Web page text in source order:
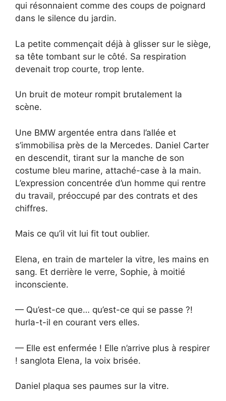
qui résonnaient comme des coups de poignard
dans le silence du jardin.
La petite commençait déjà à glisser sur le siège,
sa tête tombant sur le côté. Sa respiration
devenait trop courte, trop lente.
Un bruit de moteur rompit brutalement la
scène.
Une BMW argentée entra dans l’allée et
s’immobilisa près de la Mercedes. Daniel Carter
en descendit, tirant sur la manche de son
costume bleu marine, attaché-case à la main.
L’expression concentrée d’un homme qui rentre
du travail, préoccupé par des contrats et des
chiffres.
Mais ce qu’il vit lui fit tout oublier.
Elena, en train de marteler la vitre, les mains en
sang. Et derrière le verre, Sophie, à moitié
inconsciente.
— Qu’est-ce que… qu’est-ce qui se passe ?!
hurla-t-il en courant vers elles.
— Elle est enfermée ! Elle n’arrive plus à respirer
! sanglota Elena, la voix brisée.
Daniel plaqua ses paumes sur la vitre.